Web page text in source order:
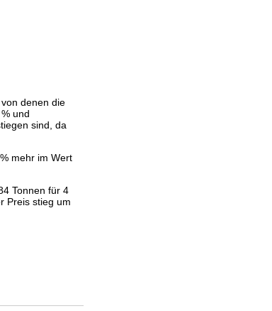
denen die
und
sind, da
mehr im Wert
Tonnen für 4
Preis stieg um